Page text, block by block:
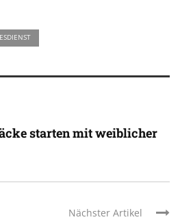
starten mit weiblicher
Nächster Artikel